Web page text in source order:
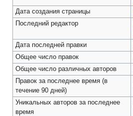
Дата создания страницы
Последний редактор
Дата последней правки
Общее число правок
Общее число различных авторов
Правок за последнее время (в
течение 90 дней)
Уникальных авторов за последнее
время